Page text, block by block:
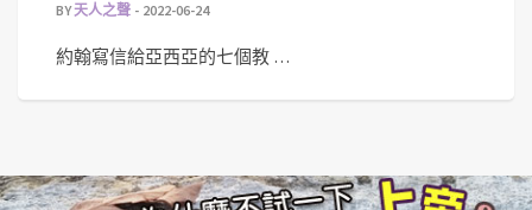
BY天人之聲 2022-06-24
約翰寫信給亞西亞的七個教 …